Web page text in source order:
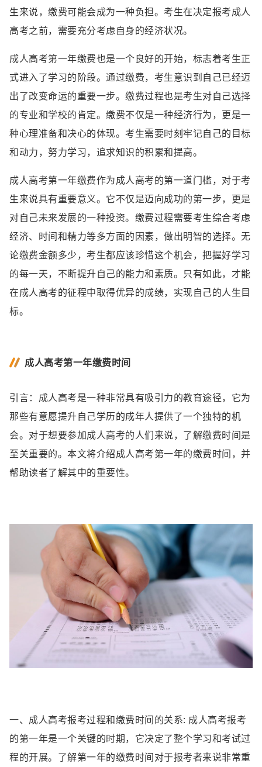
生来说，缴费可能会成为一种负担。考生在决定报考成人
高考之前，需要充分考虑自身的经济状况。
成人高考第一年缴费也是一个良好的开始，标志着考生正
式进入了学习的阶段。通过缴费，考生意识到自己已经迈
出了改变命运的重要一步。缴费过程也是考生对自己选择
的专业和学校的肯定。缴费不仅是一种经济行为，更是一
种心理准备和决心的体现。考生需要时刻牢记自己的目标
和动力，努力学习，追求知识的积累和提高。
成人高考第一年缴费作为成人高考的第一道门槛，对于考
生来说具有重要意义。它不仅是迈向成功的第一步，更是
对自己未来发展的一种投资。缴费过程需要考生综合考虑
经济、时间和精力等多方面的因素，做出明智的选择。无
论缴费金额多少，考生都应该珍惜这个机会，把握好学习
的每一天，不断提升自己的能力和素质。只有如此，才能
在成人高考的征程中取得优异的成绩，实现自己的人生目
标。
成人高考第一年缴费时间
引言：成人高考是一种非常具有吸引力的教育途径，它为
那些有意愿提升自己学历的成年人提供了一个独特的机
会。对于想要参加成人高考的人们来说，了解缴费时间是
至关重要的。本文将介绍成人高考第一年的缴费时间，并
帮助读者了解其中的重要性。
一、成人高考报考过程和缴费时间的关系: 成人高考报考
的第一年是一个关键的时期，它决定了整个学习和考试过
程的开展。了解第一年的缴费时间对于报考者来说非常重